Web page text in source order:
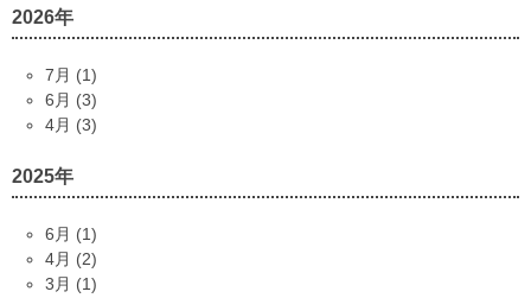
2026年
7月 (1)
6月 (3)
4月 (3)
2025年
6月 (1)
4月 (2)
3月 (1)